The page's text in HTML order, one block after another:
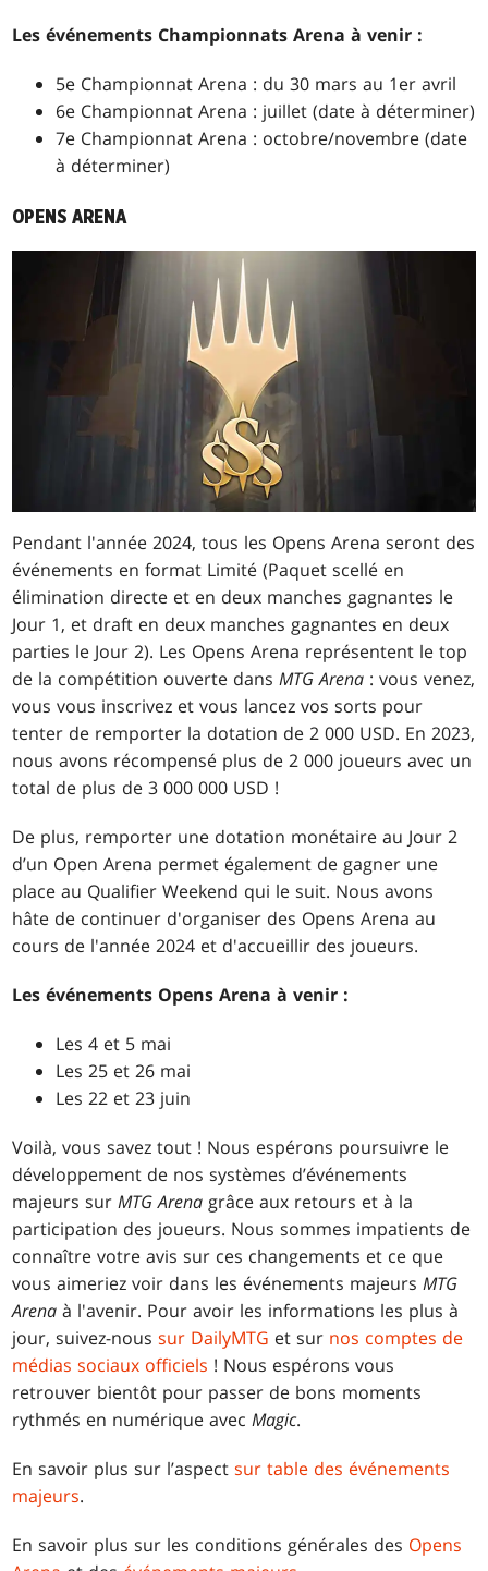
Les événements Championnats Arena à venir :
5e Championnat Arena : du 30 mars au 1er avril
6e Championnat Arena : juillet (date à déterminer)
7e Championnat Arena : octobre/novembre (date
à déterminer)
OPENS ARENA
Pendant l'année 2024, tous les Opens Arena seront des
événements en format Limité (Paquet scellé en
élimination directe et en deux manches gagnantes le
Jour 1, et draft en deux manches gagnantes en deux
parties le Jour 2). Les Opens Arena représentent le top
de la compétition ouverte dansMTG Arena : vous venez,
vous vous inscrivez et vous lancez vos sorts pour
tenter de remporter la dotation de 2 000 USD. En 2023,
nous avons récompensé plus de 2 000 joueurs avec un
total de plus de 3 000 000 USD !
De plus, remporter une dotation monétaire au Jour 2
d’un Open Arena permet également de gagner une
place au Qualifier Weekend qui le suit. Nous avons
hâte de continuer d'organiser des Opens Arena au
cours de l'année 2024 et d'accueillir des joueurs.
Les événements Opens Arena à venir :
Les 4 et 5 mai
Les 25 et 26 mai
Les 22 et 23 juin
Voilà, vous savez tout ! Nous espérons poursuivre le
développement de nos systèmes d’événements
majeurs surMTG Arena grâce aux retours et à la
participation des joueurs. Nous sommes impatients de
connaître votre avis sur ces changements et ce que
vous aimeriez voir dans les événements majeursMTG
Arena à l'avenir. Pour avoir les informations les plus à
jour, suivez-noussur DailyMTG et sur nos comptes de
médias sociaux officiels ! Nous espérons vous
retrouver bientôt pour passer de bons moments
rythmés en numérique avecMagic.
En savoir plus sur l’aspectsur table des événements
majeurs.
En savoir plus sur les conditions générales des Opens